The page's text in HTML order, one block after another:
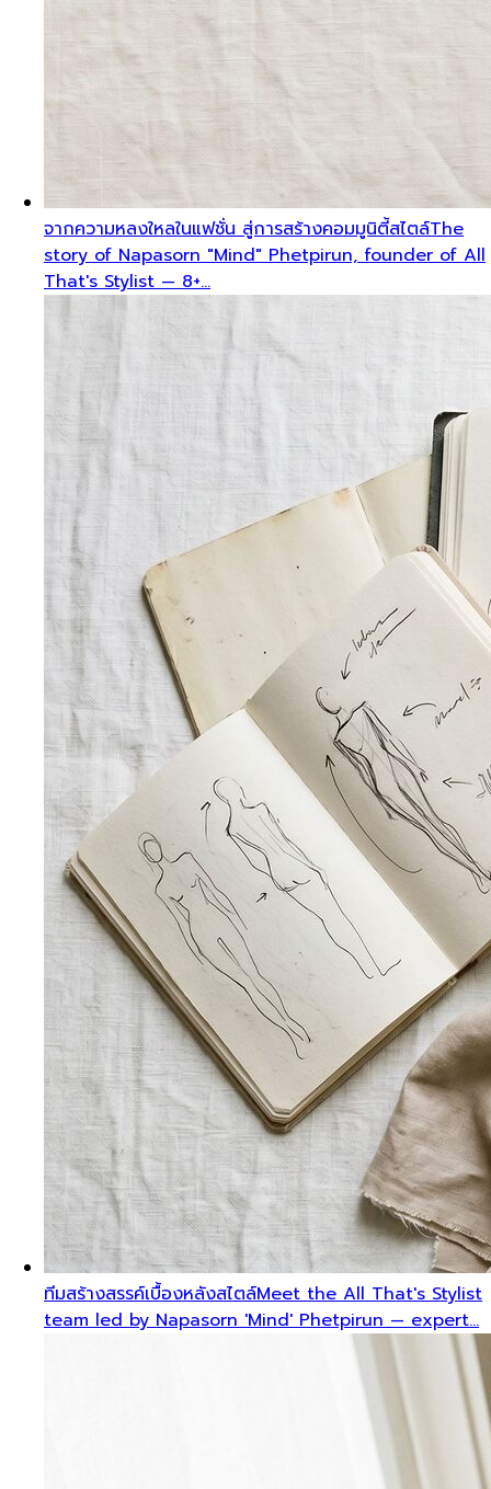
จากความหลงใหลในแฟชั่น สู่การสร้างคอมมูนิตี้สไตล์The
story of Napasorn "Mind" Phetpirun, founder of All
That's Stylist — 8+…
ทีมสร้างสรรค์เบื้องหลังสไตล์Meet the All That's Stylist
team led by Napasorn 'Mind' Phetpirun — expert…